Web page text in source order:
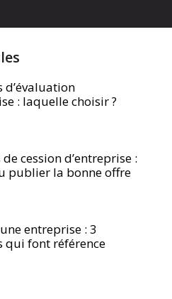
d’évaluation
: laquelle choisir ?
cession d’entreprise :
publier la bonne offre
entreprise : 3
qui font référence